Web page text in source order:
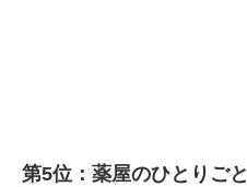
第5位：薬屋のひとりごと